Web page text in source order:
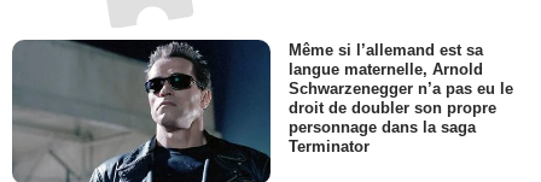
Même si l’allemand est sa
langue maternelle, Arnold
Schwarzenegger n’a pas eu le
droit de doubler son propre
personnage dans la saga
Terminator